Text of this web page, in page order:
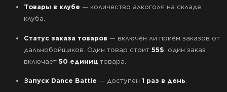
Товары в клубе — количество алкоголя на складе
клуба.
Статус заказа товаров — включён ли приём заказов от
дальнобойщиков. Один товар стоит 55$ , один заказ
включает 50 едиництовара.
Запуск Dance Battle — доступен 1 раз в день